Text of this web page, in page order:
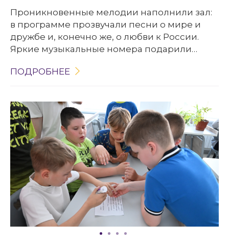
Проникновенные мелодии наполнили зал:
в программе прозвучали песни о мире и
дружбе и, конечно же, о любви к России.
Яркие музыкальные номера подарили
(руководитель Ульяна Зайцева) из Центра
Владимир Бондарев). Каждое выступление
сопровождалось восторженными
аплодисментами, а душевные мелодии
надолго остались в сердцах зрителей.
ПОДРОБНЕЕ